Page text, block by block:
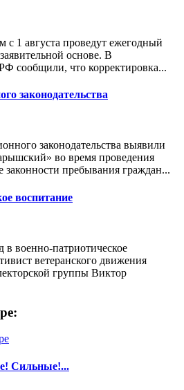
1 августа проведут ежегодный
основе. В
сообщили, что корректировка...
законодательства
законодательства выявили
во время проведения
законности пребывания граждан...
воспитание
военно-патриотическое
ветеранского движения
группы Виктор
Сильные!...